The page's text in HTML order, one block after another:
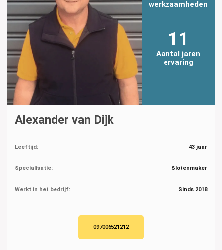
werkzaamheden
11
Aantal jaren
ervaring
Alexander van Dijk
Leeftijd: 43 jaar
Specialisatie: Slotenmaker
Werkt in het bedrijf: Sinds 2018
097006521212